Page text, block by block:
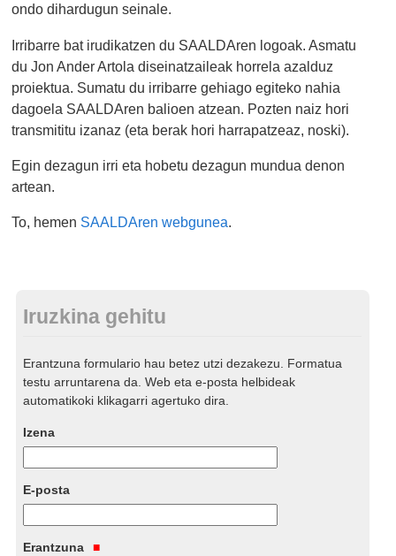
ondo dihardugun seinale.
Irribarre bat irudikatzen du SAALDAren logoak. Asmatu
du Jon Ander Artola diseinatzaileak horrela azalduz
proiektua. Sumatu du irribarre gehiago egiteko nahia
dagoela SAALDAren balioen atzean. Pozten naiz hori
transmititu izanaz (eta berak hori harrapatzeaz, noski).
Egin dezagun irri eta hobetu dezagun mundua denon
artean.
To, hemen SAALDAren webgunea.
Iruzkina gehitu
Erantzuna formulario hau betez utzi dezakezu. Formatua
testu arruntarena da. Web eta e-posta helbideak
automatikoki klikagarri agertuko dira.
Izena
E-posta
Erantzuna